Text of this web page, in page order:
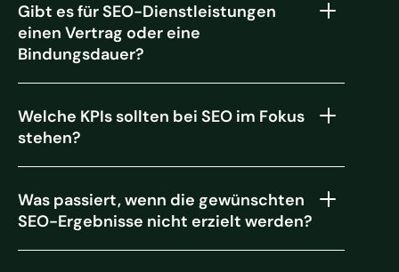
Gibt es für SEO-Dienstleistungen
einen Vertrag oder eine
Bindungsdauer?
Welche KPIs sollten bei SEO im Fokus
stehen?
Was passiert, wenn die gewünschten
SEO-Ergebnisse nicht erzielt werden?